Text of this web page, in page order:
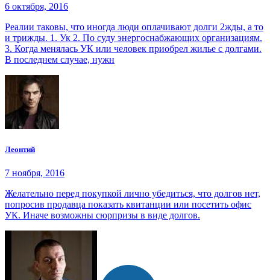
6 октября, 2016
Реалии таковы, что иногда люди оплачивают долги 2жды, а то
и трижды. 1. Ук 2. По суду энергоснабжающих организациям.
3. Когда менялась УК или человек приобрел жилье с долгами.
В последнем случае, нужн
Леонтий
7 ноября, 2016
Желательно перед покупкой лично убедиться, что долгов нет,
попросив продавца показать квитанции или посетить офис
УК. Иначе возможны сюрпризы в виде долгов.